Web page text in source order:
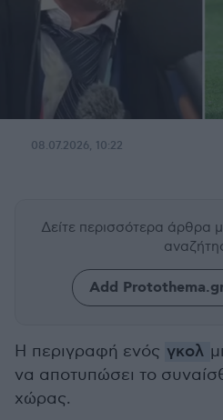
08.07.2026, 10:22
Δείτε περισσότερα άρθρα
Add
Η περιγραφή ενός γκολ
να αποτυπώσει το
χώρας.